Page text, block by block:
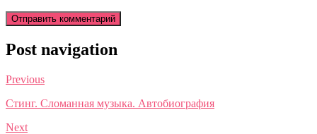
Post navigation
Previous
Стинг. Сломанная музыка. Автобиография
Next